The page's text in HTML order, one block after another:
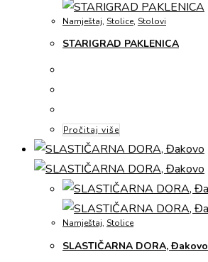
Namještaj, Stolice, Stolovi
STARIGRAD PAKLENICA
Pročitaj više
Namještaj, Stolice
SLASTIČARNA DORA, Đakovo